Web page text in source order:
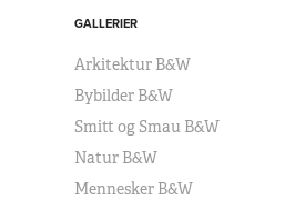
GALLERIER
Arkitektur B&W
Bybilder B&W
Smitt og Smau B&W
Natur B&W
Mennesker B&W